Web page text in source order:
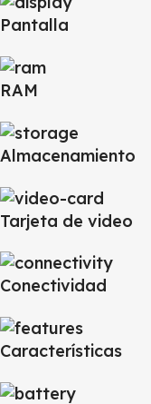
Pantalla
RAM
Almacenamiento
Tarjeta de video
Conectividad
Características